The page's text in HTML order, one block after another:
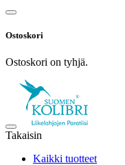
Ostoskori
Ostoskori on tyhjä.
Takaisin
Kaikki tuotteet